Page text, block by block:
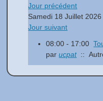
Jour précédent
Samedi 18 Juillet 2026
Jour suivant
08:00 - 17:00
par ucpat::